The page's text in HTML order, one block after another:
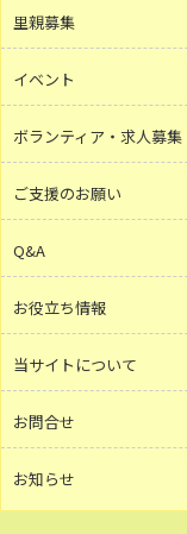
里親募集
イベント
ボランティア・求人募集
ご支援のお願い
Q&A
お役立ち情報
当サイトについて
お問合せ
お知らせ